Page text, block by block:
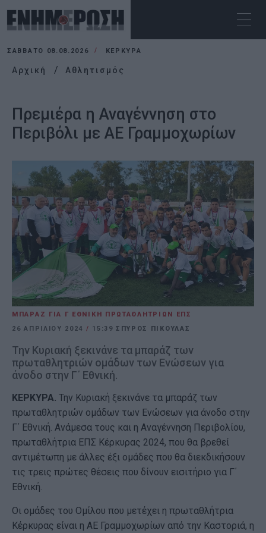
ΣΆΒΒΑΤΟ 08.08.2026 ΚΕΡΚΥΡΑ
Αρχική Αθλητισμός
Πρεμιέρα η Αναγέννηση στο
Περιβόλι με ΑΕ Γραμμοχωρίων
ΜΠΑΡΑΖ ΓΙΑ Γ ΕΘΝΙΚΗ ΠΡΩΤΑΘΛΗΤΡΙΩΝ ΕΠΣ
26 ΑΠΡΙΛΊΟΥ 2024 / 15:39 ΣΠΥΡΟΣ ΠΙΚΟΥΛΑΣ
Την Κυριακή ξεκινάνε τα μπαράζ των
πρωταθλητριών ομάδων των Ενώσεων για
άνοδο στην Γ΄ Εθνική.
ΚΕΡΚΥΡΑ. Την Κυριακή ξεκινάνε τα μπαράζ των
πρωταθλητριών ομάδων των Ενώσεων για άνοδο στην
Γ΄ Εθνική. Ανάμεσα τους και η Αναγέννηση Περιβολίου,
πρωταθλήτρια ΕΠΣ Κέρκυρας 2024, που θα βρεθεί
αντιμέτωπη με άλλες έξι ομάδες που θα διεκδικήσουν
τις τρεις πρώτες θέσεις που δίνουν εισιτήριο για Γ΄
Εθνική.
Οι ομάδες του Ομίλου που μετέχει η πρωταθλήτρια
Κέρκυρας είναι η ΑΕ Γραμμοχωρίων από την Καστοριά, η